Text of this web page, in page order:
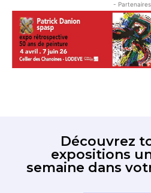
-
Découvrez
expositions
semaine dans